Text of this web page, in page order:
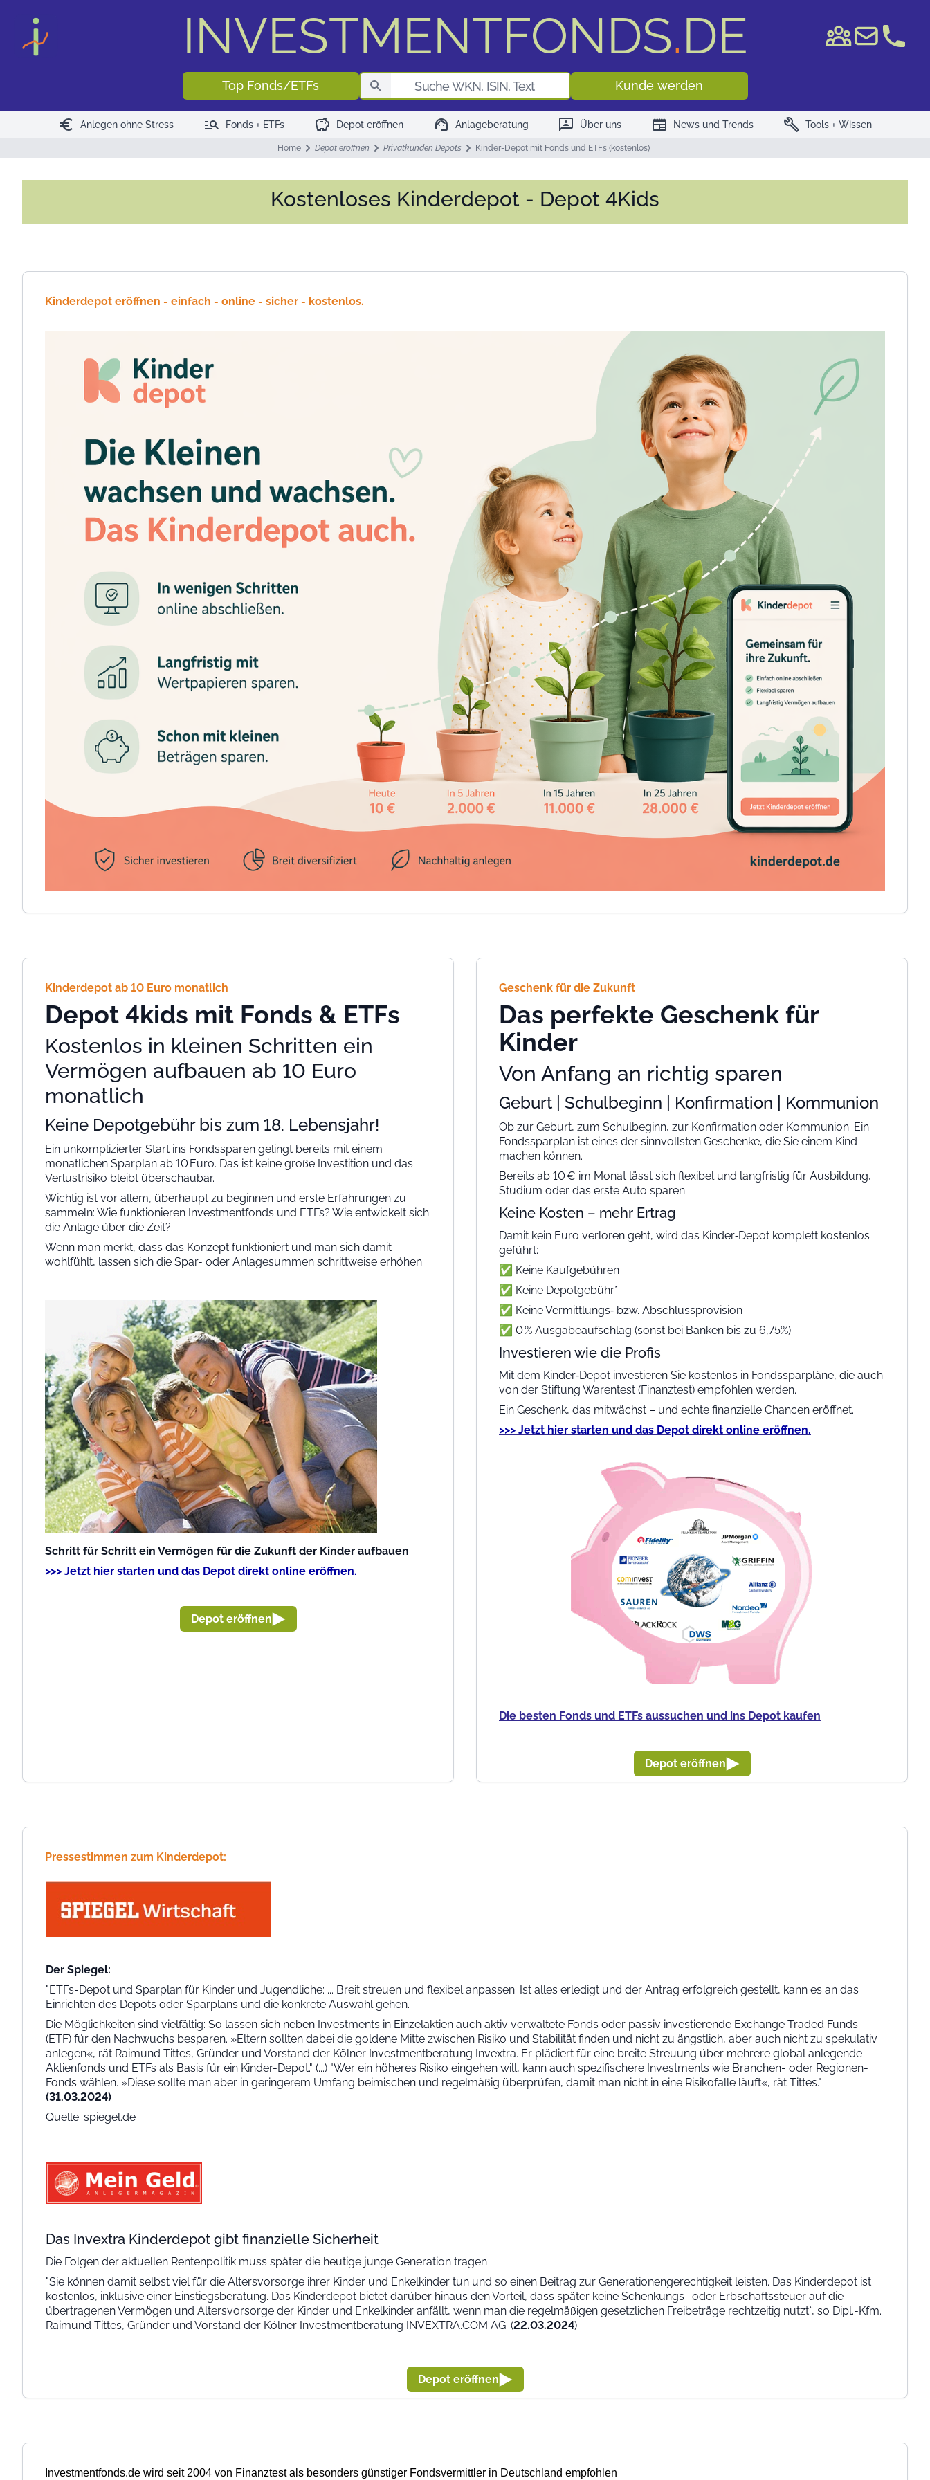
INVESTMENTFONDS.DE
Top Fonds/ETFs Fondssuche WKN/ISIN
Kunde werden
euro Anlegen ohne Stress manage_search Fonds + ETFs savings Depot eröffnen support_agent Anlageberatung 3p Über uns newspaper News und Trends build Tools + Wissen
Home Depot eröffnen Privatkunden Depots Kinder-Depot mit Fonds und ETFs (kostenlos)
Kostenloses Kinderdepot - Depot 4Kids
Kinderdepot eröffnen - einfach - online - sicher - kostenlos.
Kinderdepot ab 10 Euro monatlich
Depot 4kids mit Fonds & ETFs
Kostenlos in kleinen Schritten ein
Vermögen aufbauen ab 10 Euro
monatlich
Keine Depotgebühr bis zum 18. Lebensjahr!
Ein unkomplizierter Start ins Fondssparen gelingt bereits mit einem
monatlichen Sparplan ab 10 Euro. Das ist keine große Investition und das
Verlustrisiko bleibt überschaubar.
Wichtig ist vor allem, überhaupt zu beginnen und erste Erfahrungen zu
sammeln: Wie funktionieren Investmentfonds und ETFs? Wie entwickelt sich
die Anlage über die Zeit?
Wenn man merkt, dass das Konzept funktioniert und man sich damit
wohlfühlt, lassen sich die Spar- oder Anlagesummen schrittweise erhöhen.
Schritt für Schritt ein Vermögen für die Zukunft der Kinder aufbauen
>>> Jetzt hier starten und das Depot direkt online eröffnen.
Depot eröffnen
Geschenk für die Zukunft
Das perfekte Geschenk für
Kinder
Von Anfang an richtig sparen
Geburt | Schulbeginn | Konfirmation | Kommunion
Ob zur Geburt, zum Schulbeginn, zur Konfirmation oder Kommunion: Ein
Fondssparplan ist eines der sinnvollsten Geschenke, die Sie einem Kind
machen können.
Bereits ab 10 € im Monat lässt sich flexibel und langfristig für Ausbildung,
Studium oder das erste Auto sparen.
Keine Kosten – mehr Ertrag
Damit kein Euro verloren geht, wird das Kinder‑Depot komplett kostenlos
geführt:
✅ Keine Kaufgebühren
✅ Keine Depotgebühr*
✅ KeineVermittlungs‑ bzw. Abschlussprovision
✅ 0 % Ausgabeaufschlag (sonst bei Banken bis zu 6,75%)
Investieren wie die Profis
Mit dem Kinder‑Depot investieren Sie kostenlos in Fondssparpläne, die auch
von der Stiftung Warentest (Finanztest) empfohlen werden.
Ein Geschenk, das mitwächst – und echte finanzielle Chancen eröffnet.
>>> Jetzt hier starten und das Depot direkt online eröffnen.
Die besten Fonds und ETFs aussuchen und ins Depot kaufen
Depot eröffnen
Pressestimmen zum Kinderdepot:
Der Spiegel:
"ETFs-Depot und Sparplan für Kinder und Jugendliche: ... Breit streuen und flexibel anpassen: Ist alles erledigt und der Antrag erfolgreich gestellt, kann es an das
Einrichten des Depots oder Sparplans und die konkrete Auswahl gehen.
Die Möglichkeiten sind vielfältig: So lassen sich neben Investments in Einzelaktien auch aktiv verwaltete Fonds oder passiv investierende Exchange Traded Funds
(ETF) für den Nachwuchs besparen. »Eltern sollten dabei die goldene Mitte zwischen Risiko und Stabilität finden und nicht zu ängstlich, aber auch nicht zu spekulativ
anlegen«, rät Raimund Tittes, Gründer und Vorstand der Kölner Investmentberatung Invextra. Er plädiert für eine breite Streuung über mehrere global anlegende
Aktienfonds und ETFs als Basis für ein Kinder-Depot." (...) "Wer ein höheres Risiko eingehen will, kann auch spezifischere Investments wie Branchen- oder Regionen-
Fonds wählen. »Diese sollte man aber in geringerem Umfang beimischen und regelmäßig überprüfen, damit man nicht in eine Risikofalle läuft«, rät Tittes."
(31.03.2024)
Quelle: spiegel.de
Das Invextra Kinderdepot gibt finanzielle Sicherheit
Die Folgen der aktuellen Rentenpolitik muss später die heutige junge Generation tragen
"Sie können damit selbst viel für die Altersvorsorge ihrer Kinder und Enkelkinder tun und so einen Beitrag zur Generationengerechtigkeit leisten. Das Kinderdepot ist
kostenlos, inklusive einer Einstiegsberatung. Das Kinderdepot bietet darüber hinaus den Vorteil, dass später keine Schenkungs- oder Erbschaftssteuer auf die
übertragenen Vermögen und Altersvorsorge der Kinder und Enkelkinder anfällt, wenn man die regelmäßigen gesetzlichen Freibeträge rechtzeitig nutzt.“, so Dipl.-Kfm.
Raimund Tittes, Gründer und Vorstand der Kölner Investmentberatung INVEXTRA.COM AG. (22.03.2024)
Depot eröffnen
Investmentfonds.de wird seit 2004 von Finanztest als besonders günstiger Fondsvermittler in Deutschland empfohlen